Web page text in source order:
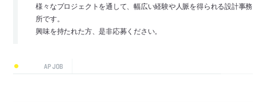
様々なプロジェクトを通して、幅広い経験や人脈を得られる設計事務
所です。
興味を持たれた方、是非応募ください。
AP JOB